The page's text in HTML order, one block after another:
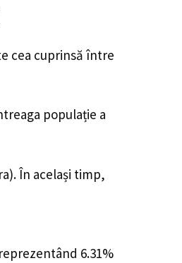
cea cuprinsă între
populație a
În același timp,
6.31%